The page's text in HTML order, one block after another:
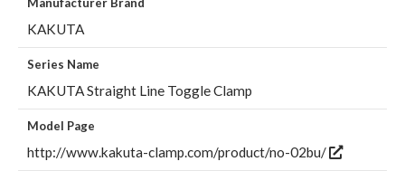
KAKUTA
Series Name
KAKUTA Straight Line Toggle Clamp
Model Page
http://www.kakuta-clamp.com/product/no-02bu/